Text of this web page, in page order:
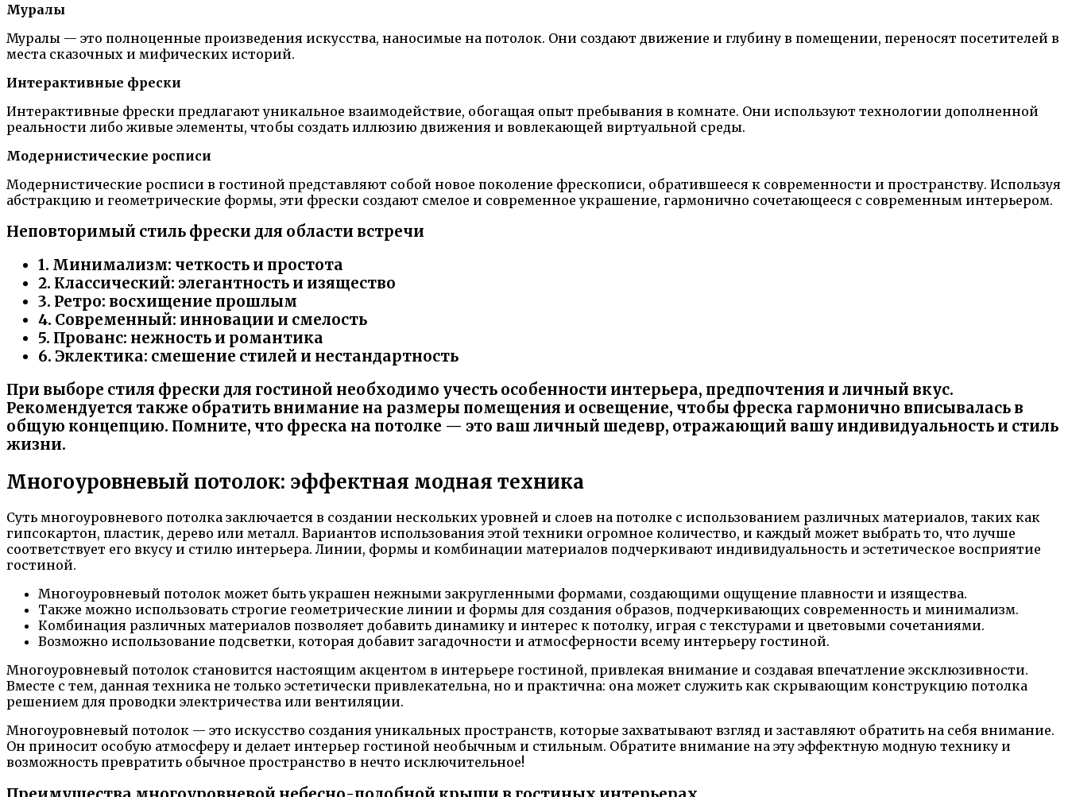
Муралы
Муралы — это полноценные произведения искусства, наносимые на потолок. Они создают движение и глубину в помещении, переносят посетителей в
места сказочных и мифических историй.
Интерактивные фрески
Интерактивные фрески предлагают уникальное взаимодействие, обогащая опыт пребывания в комнате. Они используют технологии дополненной
реальности либо живые элементы, чтобы создать иллюзию движения и вовлекающей виртуальной среды.
Модернистические росписи
Модернистические росписи в гостиной представляют собой новое поколение фрескописи, обратившееся к современности и пространству. Используя
абстракцию и геометрические формы, эти фрески создают смелое и современное украшение, гармонично сочетающееся с современным интерьером.
Неповторимый стиль фрески для области встречи
1. Минимализм: четкость и простота
2. Классический: элегантность и изящество
3. Ретро: восхищение прошлым
4. Современный: инновации и смелость
5. Прованс: нежность и романтика
6. Эклектика: смешение стилей и нестандартность
При выборе стиля фрески для гостиной необходимо учесть особенности интерьера, предпочтения и личный вкус.
Рекомендуется также обратить внимание на размеры помещения и освещение, чтобы фреска гармонично вписывалась в
общую концепцию. Помните, что фреска на потолке — это ваш личный шедевр, отражающий вашу индивидуальность и стиль
жизни.
Многоуровневый потолок: эффектная модная техника
Суть многоуровневого потолка заключается в создании нескольких уровней и слоев на потолке с использованием различных материалов, таких как
гипсокартон, пластик, дерево или металл. Вариантов использования этой техники огромное количество, и каждый может выбрать то, что лучше
соответствует его вкусу и стилю интерьера. Линии, формы и комбинации материалов подчеркивают индивидуальность и эстетическое восприятие
гостиной.
Многоуровневый потолок может быть украшен нежными закругленными формами, создающими ощущение плавности и изящества.
Также можно использовать строгие геометрические линии и формы для создания образов, подчеркивающих современность и минимализм.
Комбинация различных материалов позволяет добавить динамику и интерес к потолку, играя с текстурами и цветовыми сочетаниями.
Возможно использование подсветки, которая добавит загадочности и атмосферности всему интерьеру гостиной.
Многоуровневый потолок становится настоящим акцентом в интерьере гостиной, привлекая внимание и создавая впечатление эксклюзивности.
Вместе с тем, данная техника не только эстетически привлекательна, но и практична: она может служить как скрывающим конструкцию потолка
решением для проводки электричества или вентиляции.
Многоуровневый потолок — это искусство создания уникальных пространств, которые захватывают взгляд и заставляют обратить на себя внимание.
Он приносит особую атмосферу и делает интерьер гостиной необычным и стильным. Обратите внимание на эту эффектную модную технику и
возможность превратить обычное пространство в нечто исключительное!